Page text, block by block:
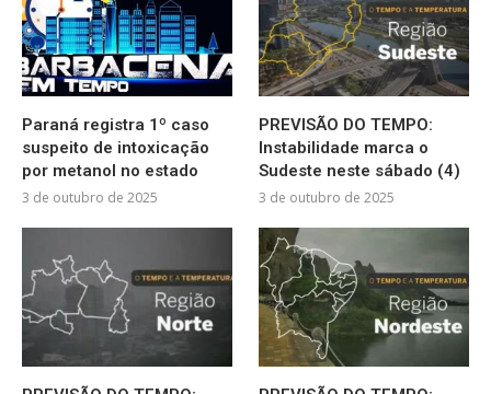
Paraná registra 1º caso
suspeito de intoxicação
por metanol no estado
3 de outubro de 2025
PREVISÃO DO TEMPO:
Instabilidade marca o
Sudeste neste sábado (4)
3 de outubro de 2025